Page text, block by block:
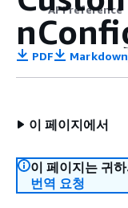
API reference
PDF Markdown
이 페이지에서
이 페이지는 귀
번역 요청